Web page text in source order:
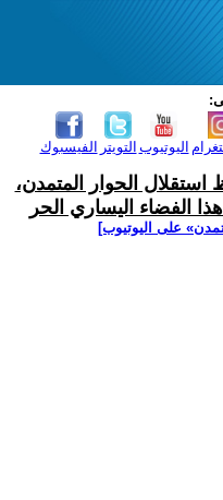
الفيسبوك التويتر اليوتيوب
استقلال الحوار المتمدن،
الفضاء اليساري الحر
على اليوتيوب]